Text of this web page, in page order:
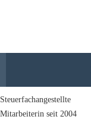
Steuerfachangestellte
Mitarbeiterin seit 2004